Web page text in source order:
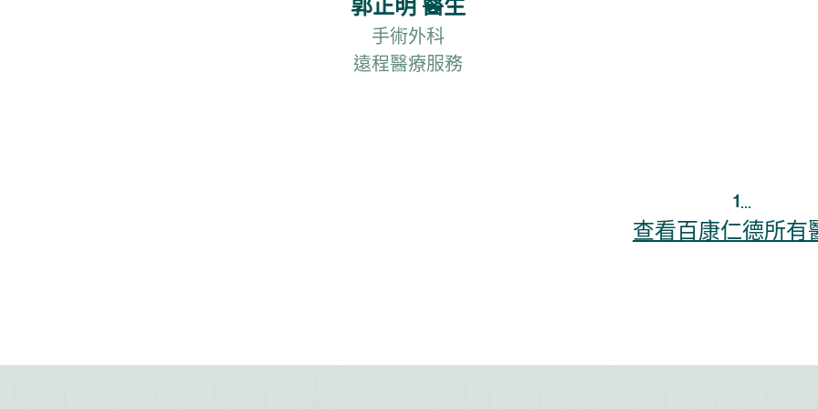
手術外科
遠程醫療服務
1
查看百康仁德所有